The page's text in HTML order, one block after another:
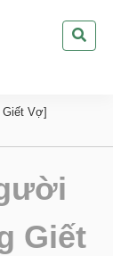
Giết Vợ]
Giết